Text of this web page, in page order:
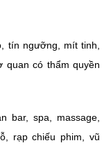
tín ngưỡng, mít tinh,
có thẩm quyền
bar, spa, massage,
rạp chiếu phim, vũ